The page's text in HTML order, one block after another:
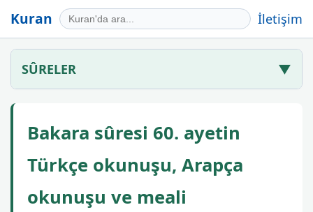
Kuran İletişim
SÛRELER ▼
Bakara sûresi 60. ayetin
Türkçe okunuşu, Arapça
okunuşu ve meali